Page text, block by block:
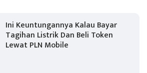
Ini Keuntungannya Kalau Bayar
Tagihan Listrik Dan Beli Token
Lewat PLN Mobile